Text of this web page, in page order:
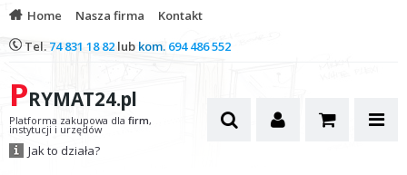
Home Nasza firma
Kontakt
Tel. 74 831 18 82 lub kom. 694 486 552
PRYMAT24.pl
Platforma zakupowa dla firm,
instytucji i urzędów
Jak to działa?